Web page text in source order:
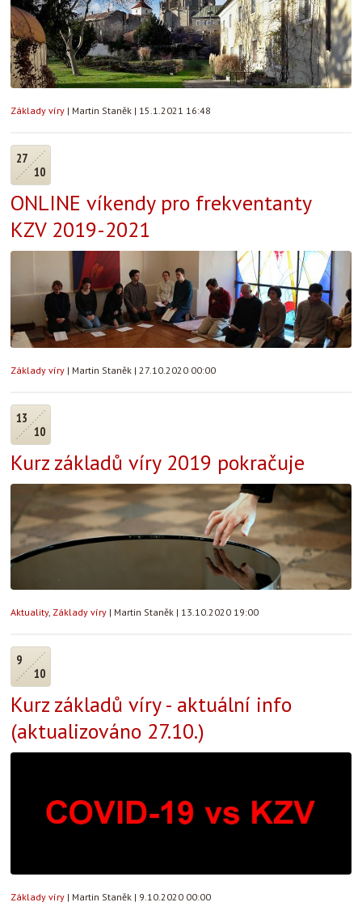
Základy víry | Martin Staněk | 15.1.2021 16:48
27
10
ONLINE víkendy pro frekventanty
KZV 2019-2021
Základy víry | Martin Staněk | 27.10.2020 00:00
13
10
Kurz základů víry 2019 pokračuje
Aktuality, Základy víry | Martin Staněk | 13.10.2020 19:00
9
10
Kurz základů víry - aktuální info
(aktualizováno 27.10.)
Základy víry | Martin Staněk | 9.10.2020 00:00